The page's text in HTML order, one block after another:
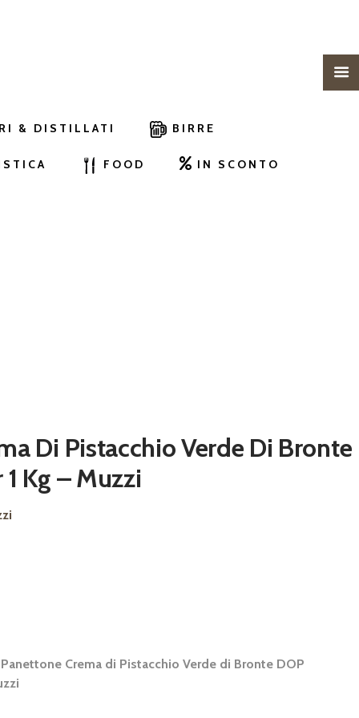
& DISTILLATI BIRRE
FOOD IN SCONTO
Di Pistacchio Verde Di Bronte
Kg – Muzzi
Panettone Crema di Pistacchio Verde di Bronte DOP